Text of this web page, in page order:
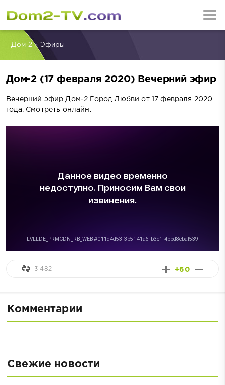
Дом-2» Эфиры
Дом-2 (17 февраля 2020) Вечерний эфир
Вечерний эфир Дом-2 Город Любви от 17 февраля 2020
года. Смотреть онлайн.
+60
3 482
Комментарии
Свежие новости